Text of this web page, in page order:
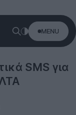
MENU
SMS για